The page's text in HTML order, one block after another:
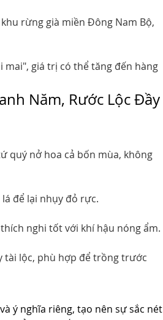
rừng già miền Đông Nam Bộ,
giá trị có thể tăng đến hàng
Năm, Rước Lộc Đầy
quý nở hoa cả bốn mùa, không
để lại nhụy đỏ rực.
nghi tốt với khí hậu nóng ẩm.
tài lộc, phù hợp để trồng trước
ý nghĩa riêng, tạo nên sự sắc nét